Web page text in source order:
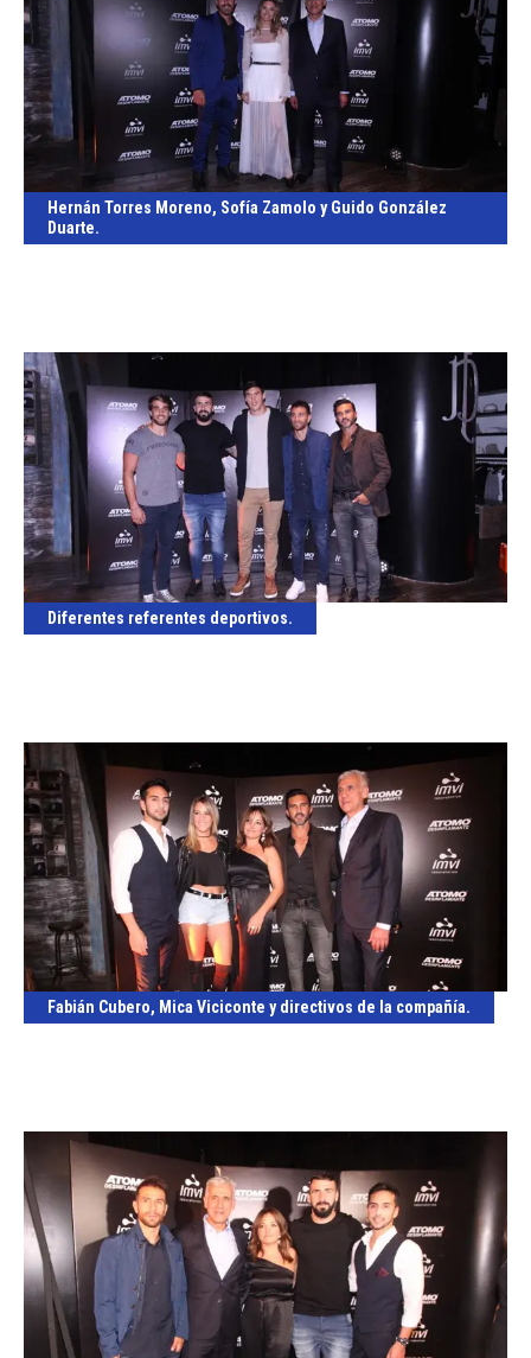
Hernán Torres Moreno, Sofía Zamolo y Guido González
Duarte.
Diferentes referentes deportivos.
Fabián Cubero, Mica Viciconte y directivos de la compañía.